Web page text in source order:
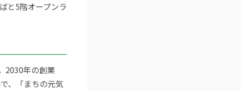
と5階オープンラ
2030年の創業
、「まちの元気